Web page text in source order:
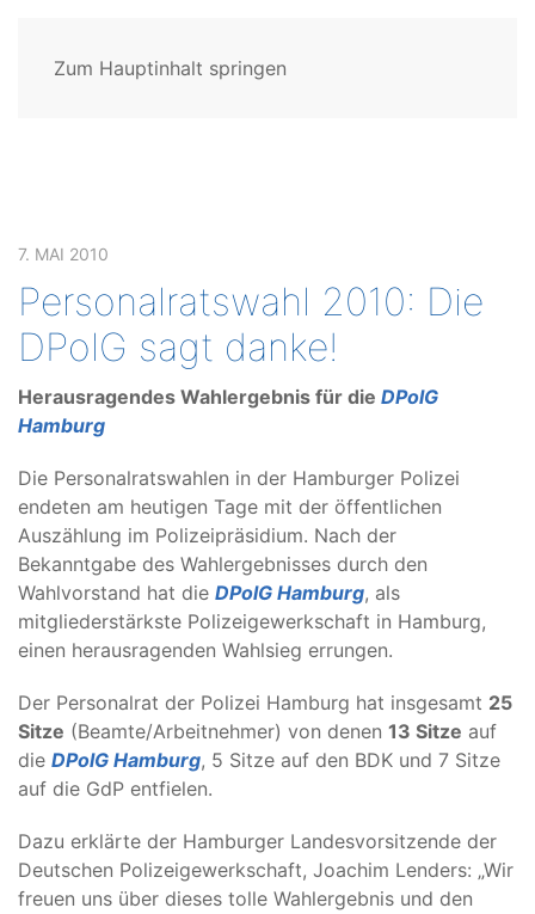
Zum Hauptinhalt springen
7. MAI 2010
Personalratswahl 2010: Die
DPolG sagt danke!
Herausragendes Wahlergebnis für die DPolG
Hamburg
Die Personalratswahlen in der Hamburger Polizei
endeten am heutigen Tage mit der öffentlichen
Auszählung im Polizeipräsidium. Nach der
Bekanntgabe des Wahlergebnisses durch den
Wahlvorstand hat die DPolG Hamburg, als
mitgliederstärkste Polizeigewerkschaft in Hamburg,
einen herausragenden Wahlsieg errungen.
Der Personalrat der Polizei Hamburg hat insgesamt 25
Sitze (Beamte/Arbeitnehmer) von denen 13 Sitze auf
die DPolG Hamburg, 5 Sitze auf den BDK und 7 Sitze
auf die GdP entfielen.
Dazu erklärte der Hamburger Landesvorsitzende der
Deutschen Polizeigewerkschaft, Joachim Lenders: „Wir
freuen uns über dieses tolle Wahlergebnis und den